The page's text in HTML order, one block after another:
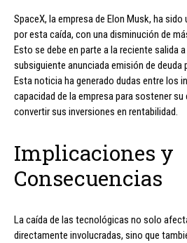
SpaceX, la empresa de Elon Musk, ha
por esta caída, con una disminución de
Esto se debe en parte a la reciente salida
subsiguiente anunciada emisión de deuda
Esta noticia ha generado dudas entre los
capacidad de la empresa para sostener
convertir sus inversiones en rentabilidad.
Implicaciones y
Consecuencias
La caída de las tecnológicas no solo
directamente involucradas, sino que